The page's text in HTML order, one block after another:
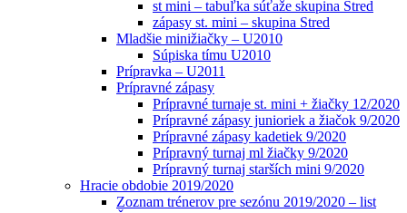
st mini – tabuľka súťaže skupina Stred
zápasy st. mini – skupina Stred
Mladšie minižiačky – U2010
Súpiska tímu U2010
Prípravka – U2011
Prípravné zápasy
Prípravné turnaje st. mini + žiačky 12/2020
Prípravné zápasy junioriek a žiačok 9/2020
Prípravné zápasy kadetiek 9/2020
Prípravný turnaj ml žiačky 9/2020
Prípravný turnaj starších mini 9/2020
Hracie obdobie 2019/2020
Zoznam trénerov pre sezónu 2019/2020 – list